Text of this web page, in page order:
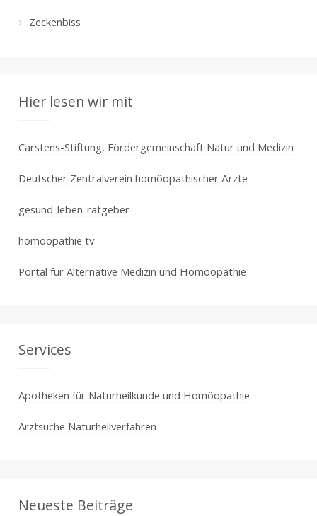
Zeckenbiss
Hier lesen wir mit
Carstens-Stiftung, Fördergemeinschaft Natur und Medizin
Deutscher Zentralverein homöopathischer Ärzte
gesund-leben-ratgeber
homöopathie tv
Portal für Alternative Medizin und Homöopathie
Services
Apotheken für Naturheilkunde und Homöopathie
Arztsuche Naturheilverfahren
Neueste Beiträge